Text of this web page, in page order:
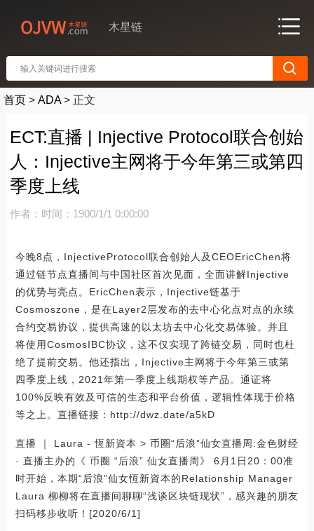
木星链
首页 > ADA> 正文
ECT:直播 | Injective Protocol联合创始
人：Injective主网将于今年第三或第四
季度上线
作者： 时间：1900/1/1 0:00:00
今晚8点，InjectiveProtocol联合创始人及CEOEricChen将
通过链节点直播间与中国社区首次见面，全面讲解Injective
的优势与亮点。EricChen表示，Injective链基于
Cosmoszone，是在Layer2层发布的去中心化点对点的永续
合约交易协议，提供高速的以太坊去中心化交易体验。并且
将使用CosmosIBC协议，这不仅实现了跨链交易，同时也杜
绝了提前交易。他还指出，Injective主网将于今年第三或第
四季度上线，2021年第一季度上线期权等产品。通证将
100%反映有效及可信的生态和平台价值，逻辑性体现于价格
等之上。直播链接：http://dwz.date/a5kD
直播 ｜ Laura - 恆新資本 > 币圈“后浪”仙女直播周:金色财经
· 直播主办的《 币圈 “后浪” 仙女直播周》 6月1日20：00准
时开始，本期“后浪”仙女恆新資本的Relationship Manager
Laura 柳柳将在直播间聊聊“浅谈区块链现状”，感兴趣的朋友
扫码移步收听！[2020/6/1]